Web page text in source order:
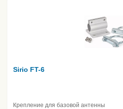
Sirio FT-6
Крепление для базовой антенны